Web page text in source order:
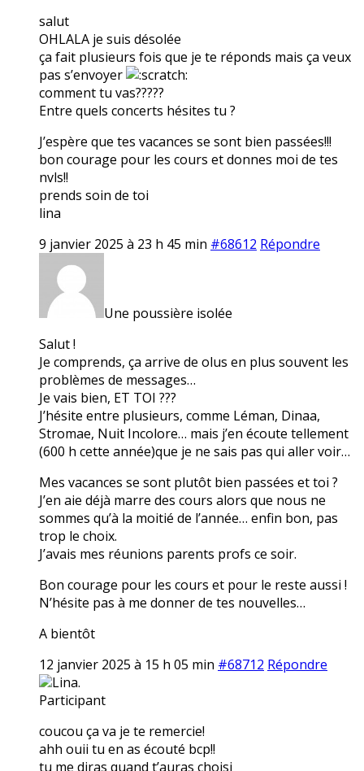
salut
OHLALA je suis désolée
ça fait plusieurs fois que je te réponds mais ça veux
pas s’envoyer
comment tu vas?????
Entre quels concerts hésites tu ?
J’espère que tes vacances se sont bien passées!!!
bon courage pour les cours et donnes moi de tes
nvls!!
prends soin de toi
lina
9 janvier 2025 à 23 h 45 min #68612 Répondre
Une poussière isolée
Salut !
Je comprends, ça arrive de olus en plus souvent les
problèmes de messages…
Je vais bien, ET TOI ???
J’hésite entre plusieurs, comme Léman, Dinaa,
Stromae, Nuit Incolore… mais j’en écoute tellement
(600 h cette année)que je ne sais pas qui aller voir…
Mes vacances se sont plutôt bien passées et toi ?
J’en aie déjà marre des cours alors que nous ne
sommes qu’à la moitié de l’année… enfin bon, pas
trop le choix.
J’avais mes réunions parents profs ce soir.
Bon courage pour les cours et pour le reste aussi !
N’hésite pas à me donner de tes nouvelles…
A bientôt
12 janvier 2025 à 15 h 05 min #68712 Répondre
Lina.
Participant
coucou ça va je te remercie!
ahh ouii tu en as écouté bcp!!
tu me diras quand t’auras choisi